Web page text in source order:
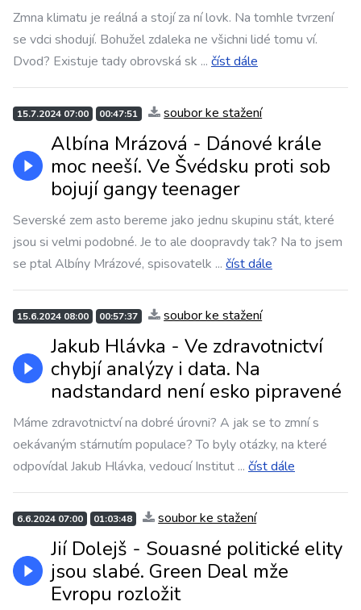
Zmna klimatu je reálná a stojí za ní lovk. Na tomhle tvrzení
se vdci shodují. Bohužel zdaleka ne všichni lidé tomu ví.
Dvod? Existuje tady obrovská sk ... číst dále
15.7.2024 07:00 00:47:51 soubor ke stažení
Albína Mrázová - Dánové krále
moc neeší. Ve Švédsku proti sob
bojují gangy teenager
Severské zem asto bereme jako jednu skupinu stát, které
jsou si velmi podobné. Je to ale doopravdy tak? Na to jsem
se ptal Albíny Mrázové, spisovatelk ... číst dále
15.6.2024 08:00 00:57:37 soubor ke stažení
Jakub Hlávka - Ve zdravotnictví
chybjí analýzy i data. Na
nadstandard není esko pipravené
Máme zdravotnictví na dobré úrovni? A jak se to zmní s
oekávaným stárnutím populace? To byly otázky, na které
odpovídal Jakub Hlávka, vedoucí Institut ... číst dále
6.6.2024 07:00 01:03:48 soubor ke stažení
Jií Dolejš - Souasné politické elity
jsou slabé. Green Deal mže
Evropu rozložit